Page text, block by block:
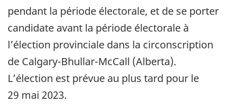
pendant la période électorale, et de se porter
candidate avant la période électorale à
l’élection provinciale dans la circonscription
de Calgary-Bhullar-McCall (Alberta).
L’élection est prévue au plus tard pour le
29 mai 2023.